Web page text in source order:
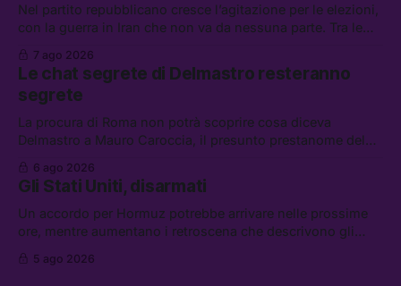
Nel partito repubblicano cresce l’agitazione per le elezioni,
con la guerra in Iran che non va da nessuna parte. Tra le
lavoro, Schlein prova a mettere in sicurezza la coalizione, e
che cos’è lo “Spiralismo,” la religione degli agenti IA
7 ago 2026
Le chat segrete di Delmastro resteranno
segrete
La procura di Roma non potrà scoprire cosa diceva
Delmastro a Mauro Caroccia, il presunto prestanome del
attacchi in Libano, il governo chiederà 36 miliardi di
flessibilità in armi e energia, e Grokipedia è già stata
abbandonata
6 ago 2026
Gli Stati Uniti, disarmati
Un accordo per Hormuz potrebbe arrivare nelle prossime
ore, mentre aumentano i retroscena che descrivono gli
chi aspetta i dispersi di Ceuta, il boom dei carburanti
5 ago 2026